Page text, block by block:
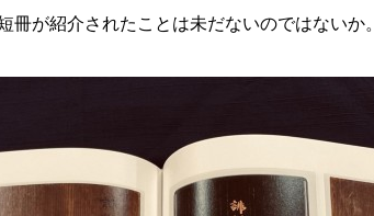
が紹介されたことは未だないのではないか。